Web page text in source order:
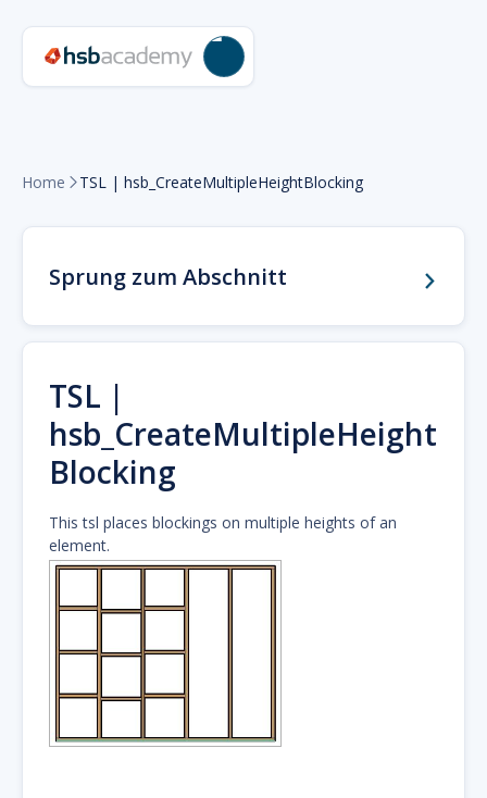
Home  TSL | hsb_CreateMultipleHeightBlocking
Sprung zum Abschnitt
TSL |
hsb_CreateMultipleHeight
Blocking
This tsl places blockings on multiple heights of an
element.